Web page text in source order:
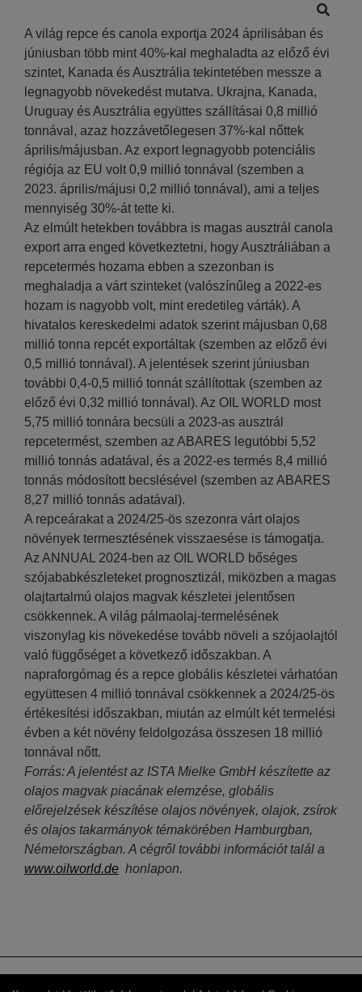
A világ repce és canola exportja 2024 áprilisában és
júniusban több mint 40%-kal meghaladta az előző évi
szintet, Kanada és Ausztrália tekintetében messze a
legnagyobb növekedést mutatva. Ukrajna, Kanada,
Uruguay és Ausztrália együttes szállításai 0,8 millió
tonnával, azaz hozzávetőlegesen 37%-kal nőttek
április/májusban. Az export legnagyobb potenciális
régiója az EU volt 0,9 millió tonnával (szemben a
2023. április/májusi 0,2 millió tonnával), ami a teljes
mennyiség 30%-át tette ki.
Az elmúlt hetekben továbbra is magas ausztrál canola
export arra enged következtetni, hogy Ausztráliában a
repcetermés hozama ebben a szezonban is
meghaladja a várt szinteket (valószínűleg a 2022-es
hozam is nagyobb volt, mint eredetileg várták). A
hivatalos kereskedelmi adatok szerint májusban 0,68
millió tonna repcét exportáltak (szemben az előző évi
0,5 millió tonnával). A jelentések szerint júniusban
további 0,4-0,5 millió tonnát szállítottak (szemben az
előző évi 0,32 millió tonnával). Az OIL WORLD most
5,75 millió tonnára becsüli a 2023-as ausztrál
repcetermést, szemben az ABARES legutóbbi 5,52
millió tonnás adatával, és a 2022-es termés 8,4 millió
tonnás módosított becslésével (szemben az ABARES
8,27 millió tonnás adatával).
A repceárakat a 2024/25-ös szezonra várt olajos
növények termesztésének visszaesése is támogatja.
Az ANNUAL 2024-ben az OIL WORLD bőséges
szójababkészleteket prognosztizál, miközben a magas
olajtartalmú olajos magvak készletei jelentősen
csökkennek. A világ pálmaolaj-termelésének
viszonylag kis növekedése tovább növeli a szójaolajtól
való függőséget a következő időszakban. A
napraforgómag és a repce globális készletei várhatóan
együttesen 4 millió tonnával csökkennek a 2024/25-ös
értékesítési időszakban, miután az elmúlt két termelési
évben a két növény feldolgozása összesen 18 millió
tonnával nőtt.
Forrás: A jelentést az ISTA Mielke GmbH készítette az
olajos magvak piacának elemzése, globális
előrejelzések készítése olajos növények, olajok, zsírok
és olajos takarmányok témakörében Hamburgban,
Németországban. A cégről további információt talál a
www.oilworld.de honlapon.